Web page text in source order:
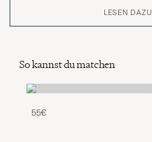
LESEN DAZU
So kannst du matchen
55€